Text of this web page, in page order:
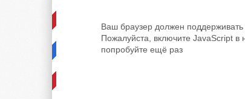
Ваш браузер должен поддерживать
Пожалуйста, включите JavaScript в
попробуйте ещё раз